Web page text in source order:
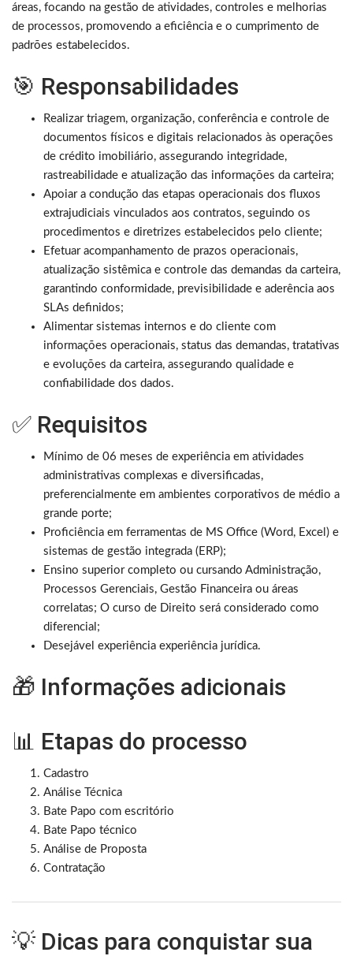
áreas, focando na gestão de atividades, controles e melhorias
de processos, promovendo a eficiência e o cumprimento de
padrões estabelecidos.
🎯 Responsabilidades
Realizar triagem, organização, conferência e controle de
documentos físicos e digitais relacionados às operações
de crédito imobiliário, assegurando integridade,
rastreabilidade e atualização das informações da carteira;
Apoiar a condução das etapas operacionais dos fluxos
extrajudiciais vinculados aos contratos, seguindo os
procedimentos e diretrizes estabelecidos pelo cliente;
Efetuar acompanhamento de prazos operacionais,
atualização sistêmica e controle das demandas da carteira,
garantindo conformidade, previsibilidade e aderência aos
SLAs definidos;
Alimentar sistemas internos e do cliente com
informações operacionais, status das demandas, tratativas
e evoluções da carteira, assegurando qualidade e
confiabilidade dos dados.
✅ Requisitos
Mínimo de 06 meses de experiência em atividades
administrativas complexas e diversificadas,
preferencialmente em ambientes corporativos de médio a
grande porte;
Proficiência em ferramentas de MS Office (Word, Excel) e
sistemas de gestão integrada (ERP);
Ensino superior completo ou cursando Administração,
Processos Gerenciais, Gestão Financeira ou áreas
correlatas; O curso de Direito será considerado como
diferencial;
Desejável experiência experiência jurídica.
🎁 Informações adicionais
📊 Etapas do processo
Cadastro
Análise Técnica
Bate Papo com escritório
Bate Papo técnico
Análise de Proposta
Contratação
💡 Dicas para conquistar sua